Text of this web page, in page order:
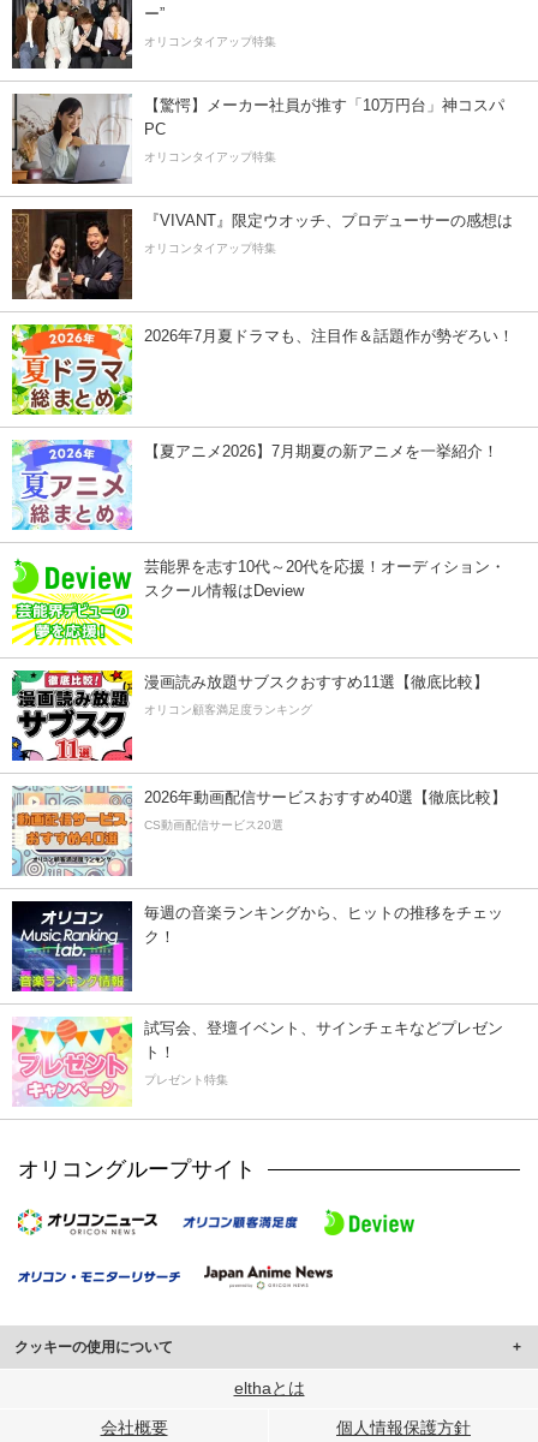
ー”
オリコンタイアップ特集
【驚愕】メーカー社員が推す「10万円台」神コスパ
PC
オリコンタイアップ特集
『VIVANT』限定ウオッチ、プロデューサーの感想は
オリコンタイアップ特集
2026年7月夏ドラマも、注目作＆話題作が勢ぞろい！
【夏アニメ2026】7月期夏の新アニメを一挙紹介！
芸能界を志す10代～20代を応援！オーディション・
スクール情報はDeview
漫画読み放題サブスクおすすめ11選【徹底比較】
オリコン顧客満足度ランキング
2026年動画配信サービスおすすめ40選【徹底比較】
CS動画配信サービス20選
毎週の音楽ランキングから、ヒットの推移をチェッ
ク！
試写会、登壇イベント、サインチェキなどプレゼン
ト！
プレゼント特集
オリコングループサイト
クッキーの使用について
このサイトでは Cookie を使用して、ユーザーに合わせたコンテンツや広告の
行っています。
elthaとは
会社概要 個人情報保護方針